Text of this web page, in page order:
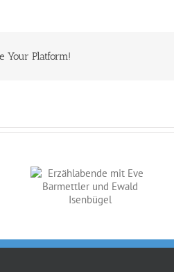
Your Platform!
Jahresprogramm
2022